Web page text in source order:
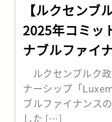
【ルクセンブ
2025年コミッ
ナブルファイ
ルクセンブルク
ナーシップ「
ブルファイナンス
した […]